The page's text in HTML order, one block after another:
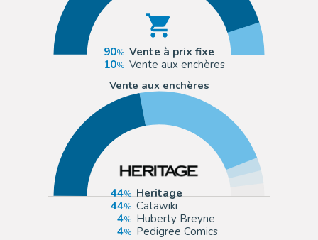
90
Vente à prix fixe
10
Vente aux enchères
Vente aux enchères
44
Heritage
44
Catawiki
4
Huberty Breyne
4
Pedigree Comics